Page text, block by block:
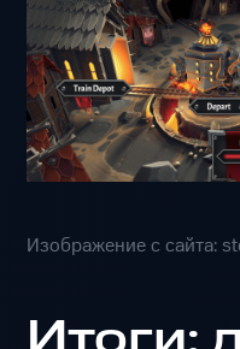
Изображение с сайта: